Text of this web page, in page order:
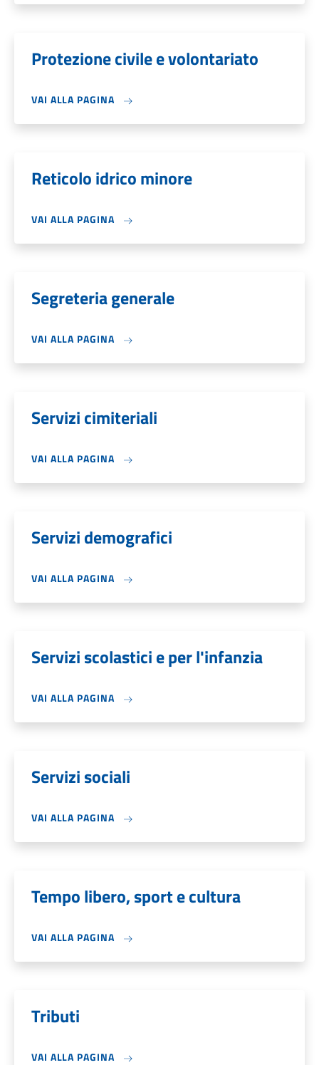
Protezione civile e volontariato
VAI ALLA PAGINA
Reticolo idrico minore
VAI ALLA PAGINA
Segreteria generale
VAI ALLA PAGINA
Servizi cimiteriali
VAI ALLA PAGINA
Servizi demografici
VAI ALLA PAGINA
Servizi scolastici e per l'infanzia
VAI ALLA PAGINA
Servizi sociali
VAI ALLA PAGINA
Tempo libero, sport e cultura
VAI ALLA PAGINA
Tributi
VAI ALLA PAGINA